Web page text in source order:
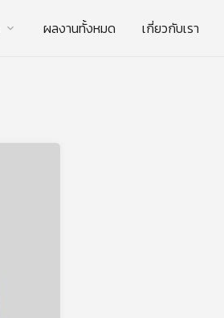
ผลงานทั้งหมด เกี่ยวกับเรา